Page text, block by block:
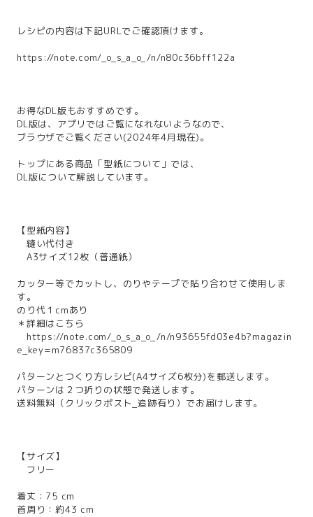
レシピの内容は下記URLでご確認頂けます。
https://note.com/_o_s_a_o_/n/n80c36bff122a
お得なDL版もおすすめです。
DL版は、アプリではご覧になれないようなので、
ブラウザでご覧ください(2024年4月現在)。
トップにある商品「型紙について」では、
DL版について解説しています。
【型紙内容】
縫い代付き
A3サイズ12枚（普通紙）
カッター等でカットし、のりやテープで貼り合わせて使用しま
す。
のり代１cmあり
＊詳細はこちら
https://note.com/_o_s_a_o_/n/n93655fd03e4b?magazin
e_key=m76837c365809
パターンとつくり方レシピ(A4サイズ6枚分)を郵送します。
パターンは２つ折りの状態で発送します。
送料無料（クリックポスト_追跡有り）でお届けします。
【サイズ】
フリー
着丈：75 cm
首周り：約43 cm